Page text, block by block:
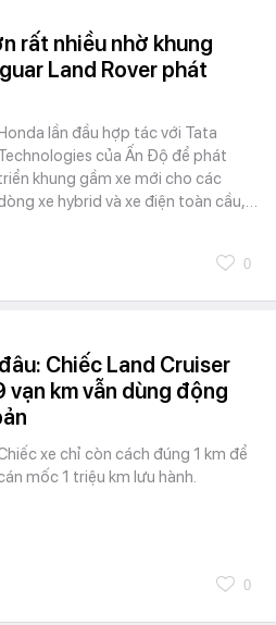
rất nhiều nhờ khung
Land Rover phát
lần đầu hợp tác với Tata
của Ấn Độ để phát
khung gầm xe mới cho các
xe hybrid và xe điện toàn cầu,…
0
Chiếc Land Cruiser
vạn km vẫn dùng động
xe chỉ còn cách đúng 1 km để
mốc 1 triệu km lưu hành.
0